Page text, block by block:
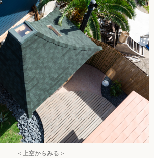
＜上空からみる＞